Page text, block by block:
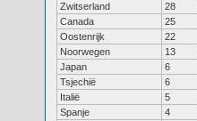
Zwitserland
28
Canada
25
Oostenrijk
22
Noorwegen
13
Japan
6
Tsjechië
6
Italië
5
Spanje
4